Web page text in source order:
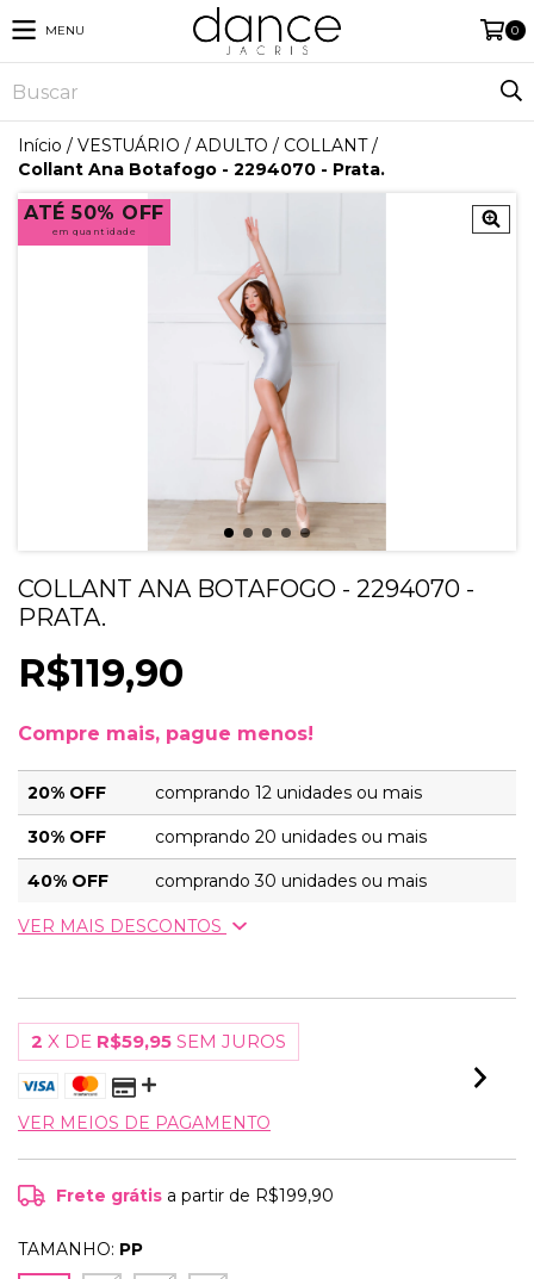
MENU 0
Início / VESTUÁRIO / ADULTO / COLLANT /
Collant Ana Botafogo - 2294070 - Prata.
ATÉ 50% OFF
em quantidade
COLLANT ANA BOTAFOGO - 2294070 -
PRATA.
R$119,90
Compre mais, pague menos!
20% OFF comprando 12 unidades ou mais
30% OFF comprando 20 unidades ou mais
40% OFF comprando 30 unidades ou mais
VER MAIS DESCONTOS
2 X DE R$59,95 SEM JUROS
VER MEIOS DE PAGAMENTO
Frete grátis a partir de R$199,90
TAMANHO: PP